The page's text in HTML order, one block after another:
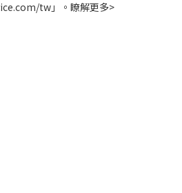
tw」。 瞭解更多>